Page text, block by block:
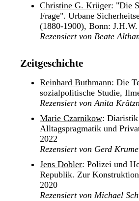
Christine G. Krüger: "Die
Frage". Urbane
(1880-1900), Bonn:
Rezensiert von Beate
Zeitgeschichte
Reinhard Buthmann: Die
sozialpolitische Studie,
Rezensiert von Anita
Marie Czarnikow:
Alltagspragmatik und
2022
Rezensiert von Gerd
Jens Dobler: Polizei und
Republik. Zur
2020
Rezensiert von Michael